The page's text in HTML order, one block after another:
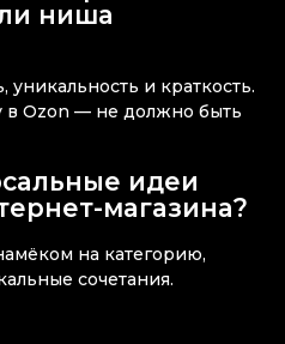
ниша
уникальность и краткость.
в Ozon — не должно быть
идеи
магазина?
на категорию,
сочетания.